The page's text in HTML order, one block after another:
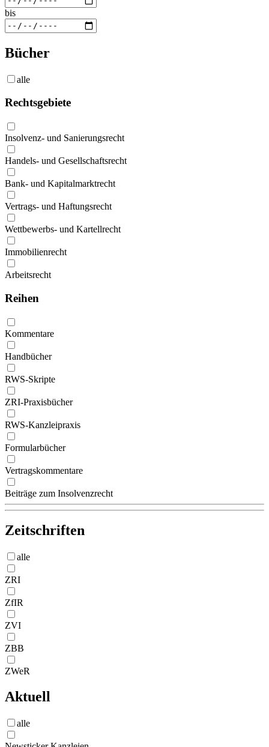
bis
Bücher
alle
Rechtsgebiete
Insolvenz- und Sanierungsrecht
Handels- und Gesellschaftsrecht
Bank- und Kapitalmarktrecht
Vertrags- und Haftungsrecht
Wettbewerbs- und Kartellrecht
Immobilienrecht
Arbeitsrecht
Reihen
Kommentare
Handbücher
RWS-Skripte
ZRI-Praxisbücher
RWS-Kanzleipraxis
Formularbücher
Vertragskommentare
Beiträge zum Insolvenzrecht
Zeitschriften
alle
ZRI
ZfIR
ZVI
ZBB
ZWeR
Aktuell
alle